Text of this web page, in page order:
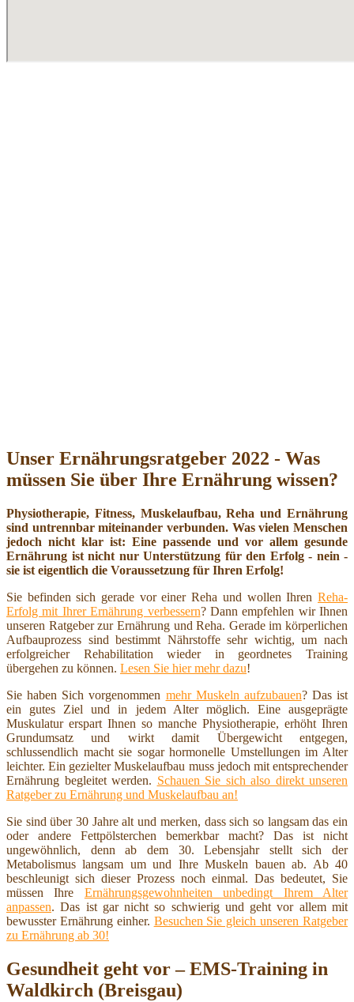
Unser Ernährungsratgeber 2022 - Was
müssen Sie über Ihre Ernährung wissen?
Physiotherapie, Fitness, Muskelaufbau, Reha und Ernährung
sind untrennbar miteinander verbunden. Was vielen Menschen
jedoch nicht klar ist: Eine passende und vor allem gesunde
Ernährung ist nicht nur Unterstützung für den Erfolg - nein -
sie ist eigentlich die Voraussetzung für Ihren Erfolg!
Sie befinden sich gerade vor einer Reha und wollen Ihren Reha-
Erfolg mit Ihrer Ernährung verbessern? Dann empfehlen wir Ihnen
unseren Ratgeber zur Ernährung und Reha. Gerade im körperlichen
Aufbauprozess sind bestimmt Nährstoffe sehr wichtig, um nach
erfolgreicher Rehabilitation wieder in geordnetes Training
übergehen zu können. Lesen Sie hier mehr dazu!
Sie haben Sich vorgenommen mehr Muskeln aufzubauen? Das ist
ein gutes Ziel und in jedem Alter möglich. Eine ausgeprägte
Muskulatur erspart Ihnen so manche Physiotherapie, erhöht Ihren
Grundumsatz und wirkt damit Übergewicht entgegen,
schlussendlich macht sie sogar hormonelle Umstellungen im Alter
leichter. Ein gezielter Muskelaufbau muss jedoch mit entsprechender
Ernährung begleitet werden. Schauen Sie sich also direkt unseren
Ratgeber zu Ernährung und Muskelaufbau an!
Sie sind über 30 Jahre alt und merken, dass sich so langsam das ein
oder andere Fettpölsterchen bemerkbar macht? Das ist nicht
ungewöhnlich, denn ab dem 30. Lebensjahr stellt sich der
Metabolismus langsam um und Ihre Muskeln bauen ab. Ab 40
beschleunigt sich dieser Prozess noch einmal. Das bedeutet, Sie
müssen Ihre Ernährungsgewohnheiten unbedingt Ihrem Alter
anpassen. Das ist gar nicht so schwierig und geht vor allem mit
bewusster Ernährung einher. Besuchen Sie gleich unseren Ratgeber
zu Ernährung ab 30!
Gesundheit geht vor – EMS-Training in
Waldkirch (Breisgau)